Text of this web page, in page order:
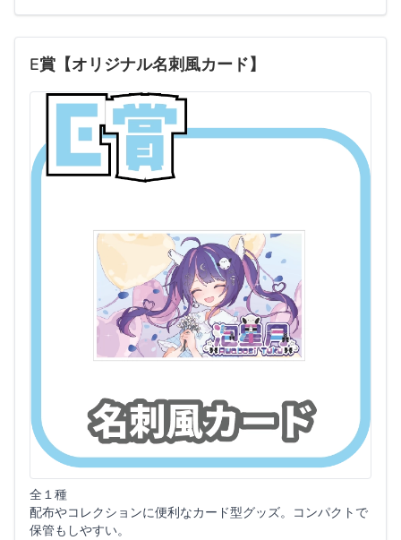
E賞【オリジナル名刺風カード】
全１種
配布やコレクションに便利なカード型グッズ。コンパクトで
保管もしやすい。